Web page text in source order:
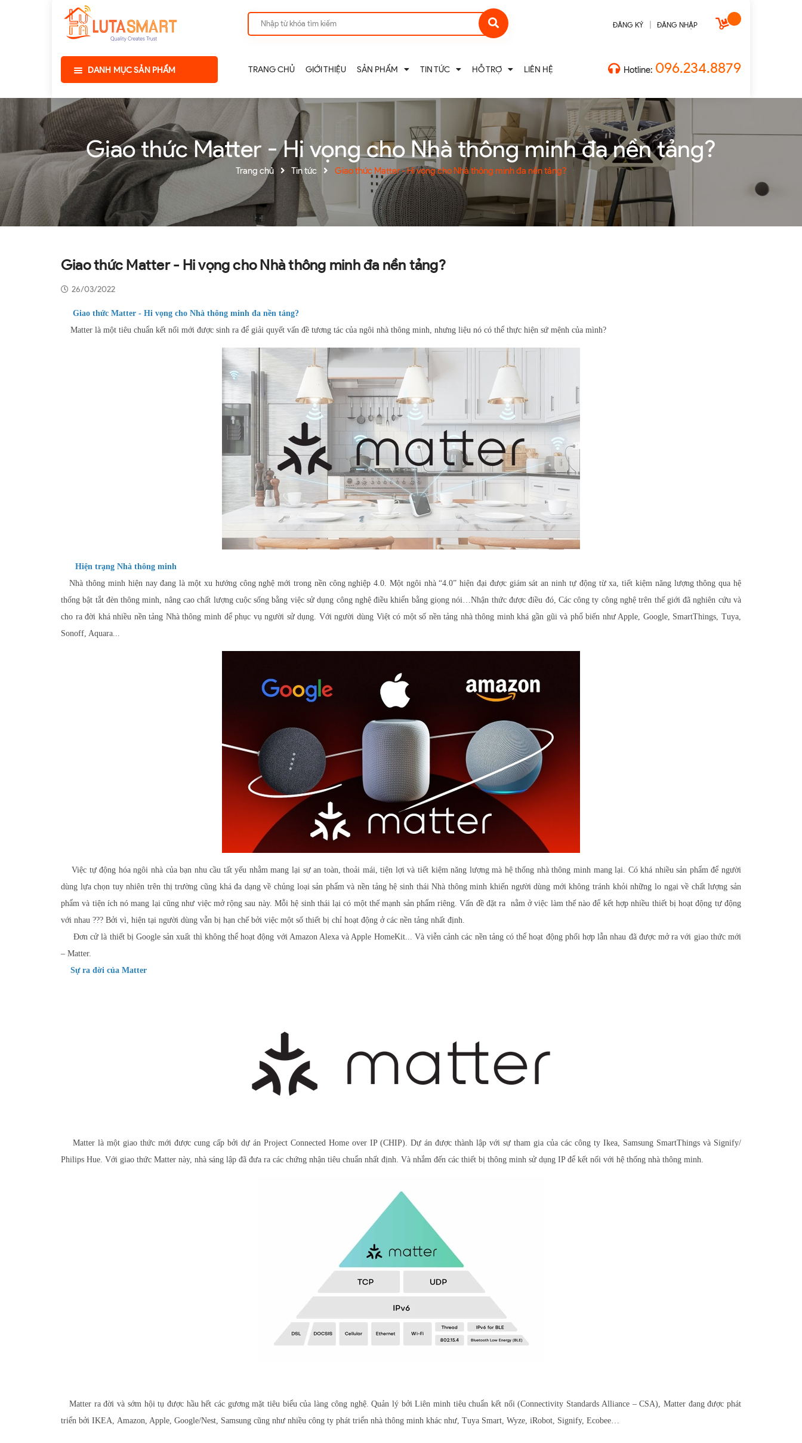
ĐĂNG KÝ ĐĂNG NHẬP
DANH MỤC SẢN PHẨM TRANG CHỦ GIỚI THIỆU SẢN PHẨM TIN TỨC HỖ TRỢ LIÊN HỆ Hotline: 096.234.8879
Giao thức Matter - Hi vọng cho Nhà thông minh đa nền tảng?
Trang chủ Tin tức Giao thức Matter - Hi vọng cho Nhà thông minh đa nền tảng?
Giao thức Matter - Hi vọng cho Nhà thông minh đa nền tảng?
26/03/2022
Giao thức Matter - Hi vọng cho Nhà thông minh đa nền tảng?
Matter là một tiêu chuẩn kết nối mới được sinh ra để giải quyết vấn đề tương tác của ngôi nhà thông minh, nhưng liệu nó có thể thực hiện sứ mệnh của mình?
Hiện trạng Nhà thông minh
Nhà thông minh hiện nay đang là một xu hướng công nghệ mới trong nền công nghiệp 4.0. Một ngôi nhà “4.0” hiện đại được giám sát an ninh tự động từ xa, tiết kiệm năng lượng thông qua hệ
thống bật tắt đèn thông minh, nâng cao chất lượng cuộc sống bằng việc sử dụng công nghệ điều khiển bằng giọng nói…Nhận thức được điều đó, Các công ty công nghệ trên thế giới đã nghiên cứu và
cho ra đời khá nhiều nền tảng Nhà thông minh để phục vụ người sử dụng. Với người dùng Việt có một số nền tảng nhà thông minh khá gần gũi và phổ biến như Apple, Google, SmartThings, Tuya,
Sonoff, Aquara...
Việc tự động hóa ngôi nhà của bạn nhu cầu tất yếu nhằm mang lại sự an toàn, thoải mái, tiện lợi và tiết kiệm năng lượng mà hệ thống nhà thông minh mang lại. Có khá nhiều sản phẩm để người
dùng lựa chọn tuy nhiên trên thị trường cũng khá đa dạng về chủng loại sản phẩm và nền tảng hệ sinh thái Nhà thông minh khiến người dùng mới không tránh khỏi những lo ngại về chất lượng sản
phẩm và tiện ích nó mang lại cũng như việc mở rộng sau này. Mỗi hệ sinh thái lại có một thế mạnh sản phẩm riêng. Vấn đề đặt ra nằm ở việc làm thế nào để kết hợp nhiều thiết bị hoạt động tự động
với nhau ??? Bởi vì, hiện tại người dùng vẫn bị hạn chế bởi việc một số thiết bị chỉ hoạt động ở các nền tảng nhất định.
Đơn cử là thiết bị Google sản xuất thì không thể hoạt động với Amazon Alexa và Apple HomeKit... Và viễn cảnh các nền tảng có thể hoạt động phối hợp lẫn nhau đã được mở ra với giao thức mới
– Matter.
Sự ra đời của Matter
Matter là một giao thức mới được cung cấp bởi dự án Project Connected Home over IP (CHIP). Dự án được thành lập với sự tham gia của các công ty Ikea, Samsung SmartThings và Signify/
Philips Hue. Với giao thức Matter này, nhà sáng lập đã đưa ra các chứng nhận tiêu chuẩn nhất định. Và nhắm đến các thiết bị thông minh sử dụng IP để kết nối với hệ thống nhà thông minh.
Matter ra đời và sớm hội tụ được hầu hết các gương mặt tiêu biểu của làng công nghệ. Quản lý bởi Liên minh tiêu chuẩn kết nối (Connectivity Standards Alliance – CSA), Matter đang được phát
triển bởi IKEA, Amazon, Apple, Google/Nest, Samsung cũng như nhiều công ty phát triển nhà thông minh khác như, Tuya Smart, Wyze, iRobot, Signify, Ecobee…